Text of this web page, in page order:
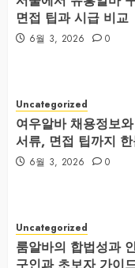
면접 팁과 시급 비교
6월 3, 2026 0
Uncategorized
여우알바 채용정보
서류, 면접 팁까지
6월 3, 2026 0
Uncategorized
룸알바의 합법성과